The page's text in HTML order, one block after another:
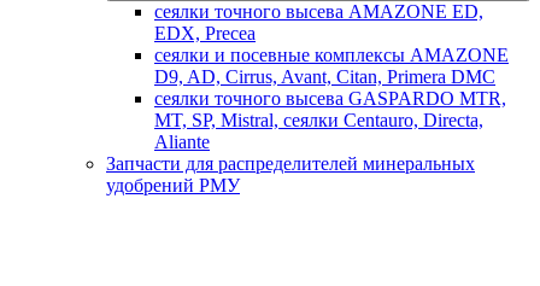
сеялки точного высева AMAZONE ED,
EDX, Precea
сеялки и посевные комплексы AMAZONE
D9, AD, Cirrus, Avant, Citan, Primera DMC
сеялки точного высева GASPARDO MTR,
MT, SP, Mistral, сеялки Centauro, Directa,
Aliante
Запчасти для распределителей минеральных
удобрений РМУ